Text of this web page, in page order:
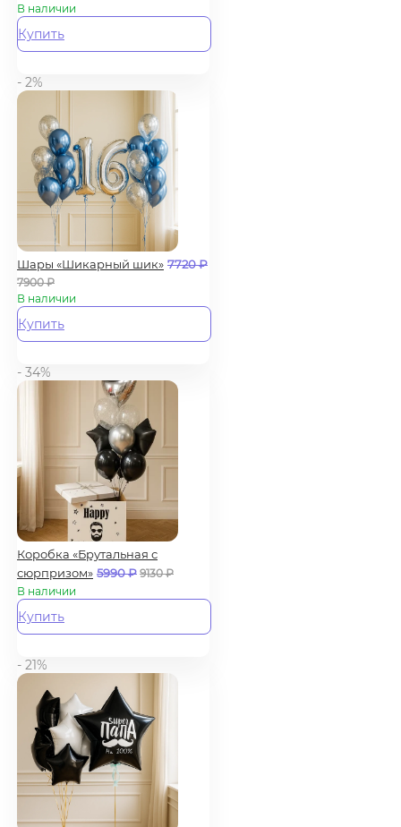
В наличии
Купить
- 2%
Шары «Шикарный шик» 7720₽
7900₽
В наличии
Купить
- 34%
Коробка «Брутальная с
сюрпризом» 5990₽ 9130₽
В наличии
Купить
- 21%